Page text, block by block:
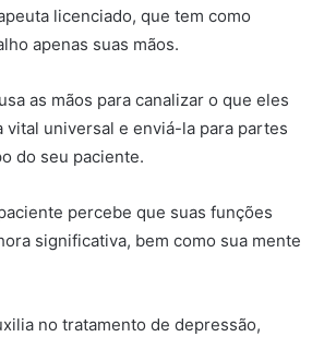
licenciado, que tem como
apenas suas mãos.
as mãos para canalizar o que eles
vital universal e enviá-la para partes
do seu paciente.
percebe que suas funções
significativa, bem como sua mente
no tratamento de depressão,